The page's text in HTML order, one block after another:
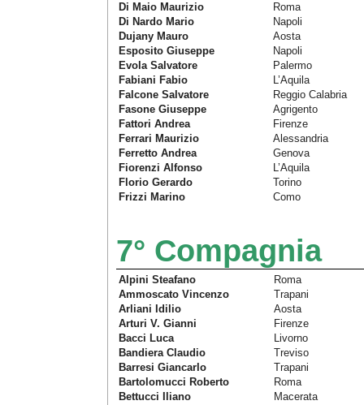
Di Maio Maurizio
Roma
Di Nardo Mario
Napoli
Dujany Mauro
Aosta
Esposito Giuseppe
Napoli
Evola Salvatore
Palermo
Fabiani Fabio
L’Aquila
Falcone Salvatore
Reggio Calabria
Fasone Giuseppe
Agrigento
Fattori Andrea
Firenze
Ferrari Maurizio
Alessandria
Ferretto Andrea
Genova
Fiorenzi Alfonso
L’Aquila
Florio Gerardo
Torino
Frizzi Marino
Como
7° Compagnia
Alpini Steafano
Roma
Ammoscato Vincenzo
Trapani
Arliani Idilio
Aosta
Arturi V. Gianni
Firenze
Bacci Luca
Livorno
Bandiera Claudio
Treviso
Barresi Giancarlo
Trapani
Bartolomucci Roberto
Roma
Bettucci Iliano
Macerata